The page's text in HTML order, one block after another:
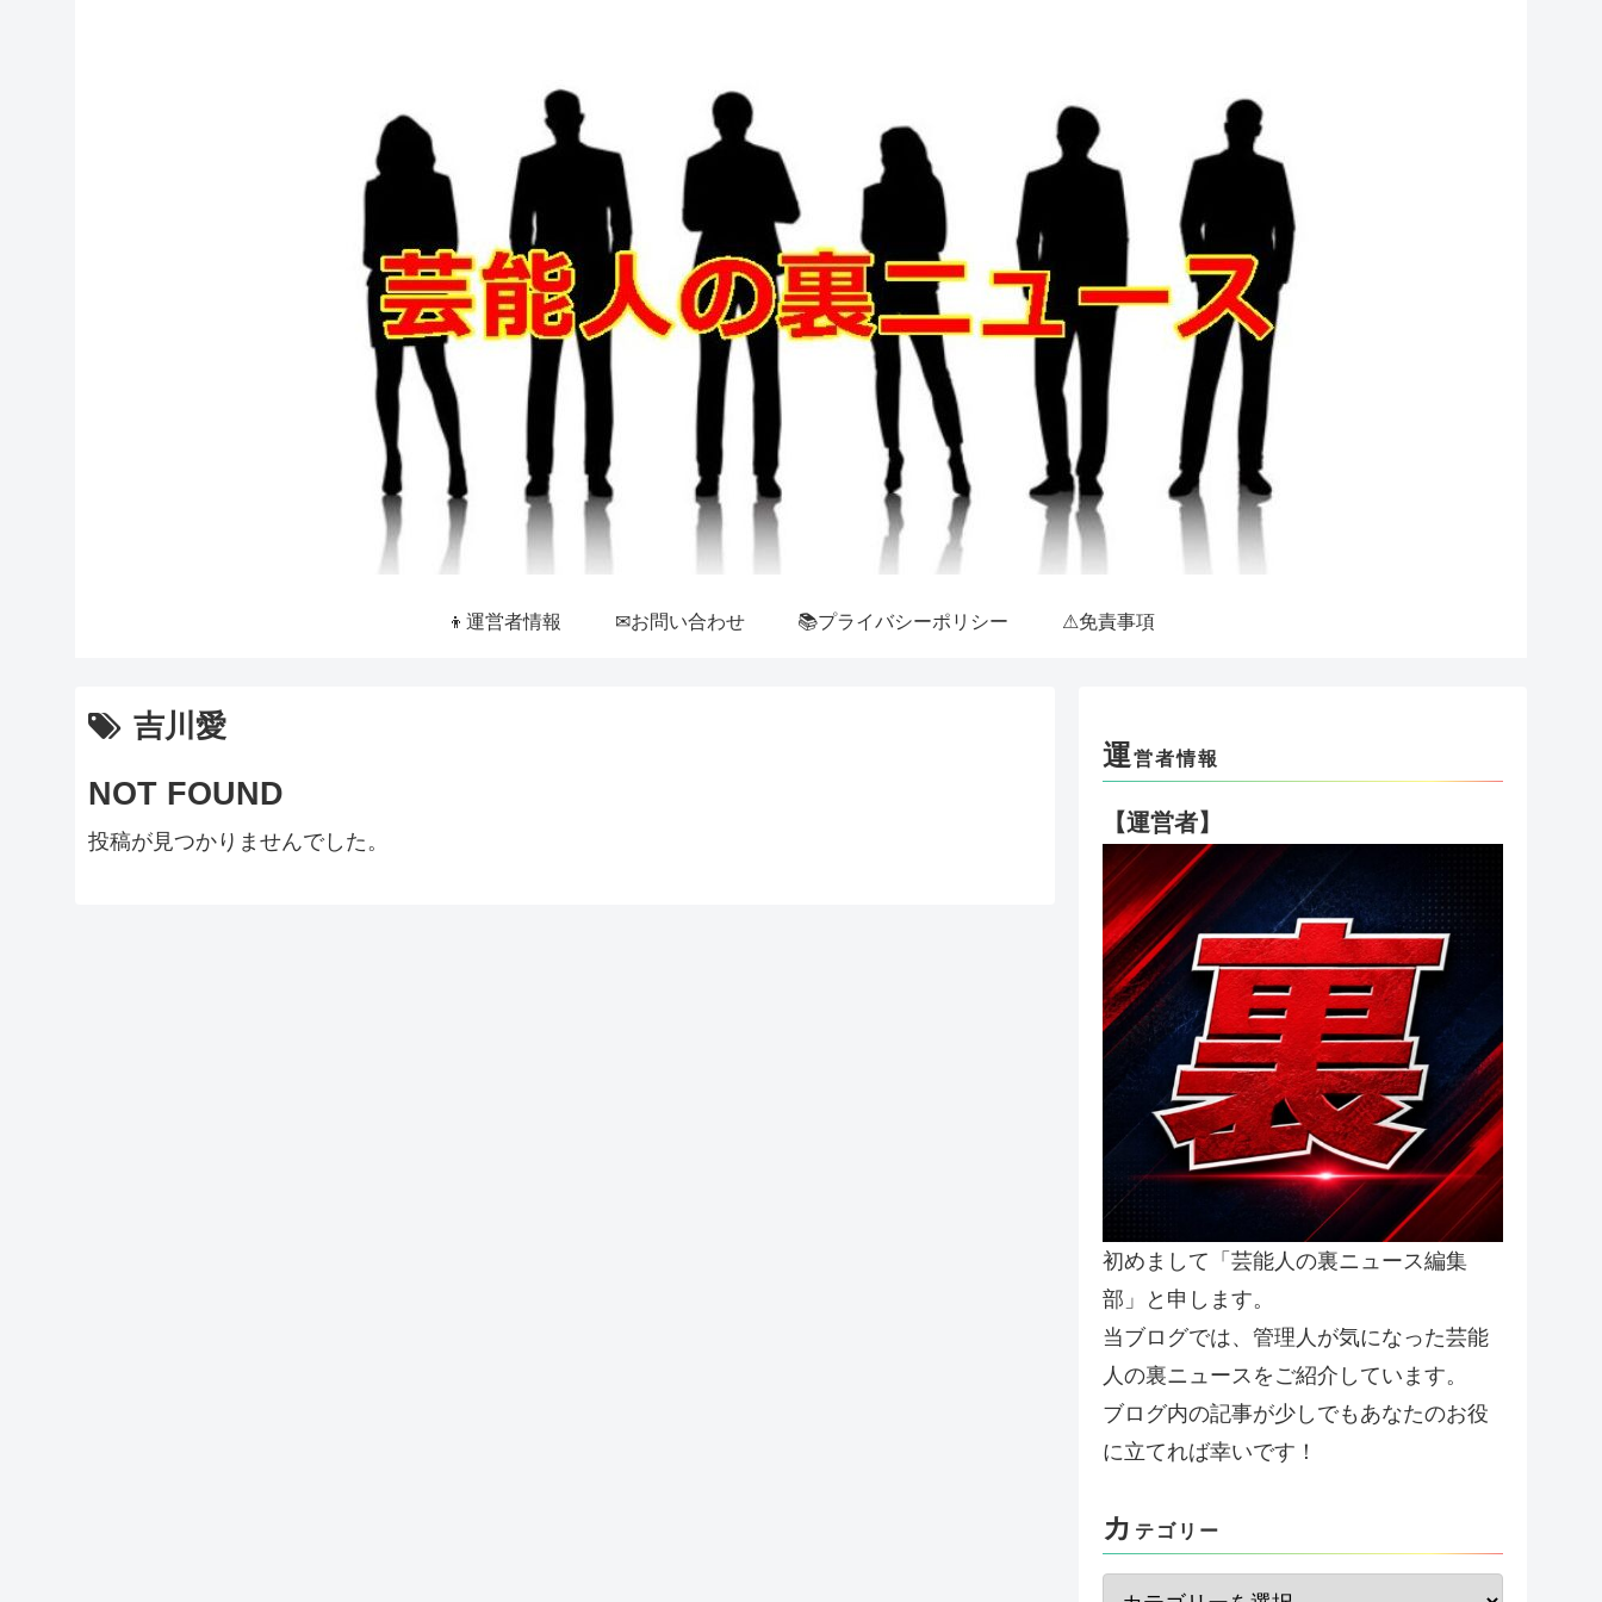
👦運営者情報 ✉お問い合わせ 📚プライバシーポリシー ⚠免責事項
吉川愛
NOT FOUND
投稿が見つかりませんでした。
運営者情報
【運営者】
初めまして「芸能人の裏ニュース編集
部」と申します。
当ブログでは、管理人が気になった芸能
人の裏ニュースをご紹介しています。
ブログ内の記事が少しでもあなたのお役
に立てれば幸いです！
カ テゴリー